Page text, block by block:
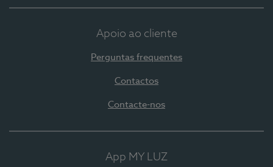
Apoio ao cliente
Perguntas frequentes
Contactos
Contacte-nos
App MY LUZ